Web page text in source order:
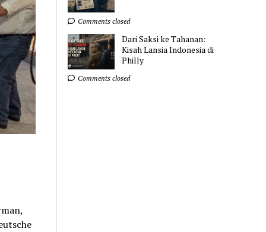
Comments closed
Dari Saksi ke Tahanan:
Kisah Lansia Indonesia di
Philly
Comments closed